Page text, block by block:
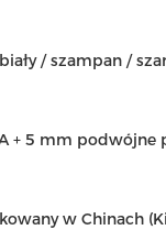
/ szampan /
+ 5 mm
w Chinach